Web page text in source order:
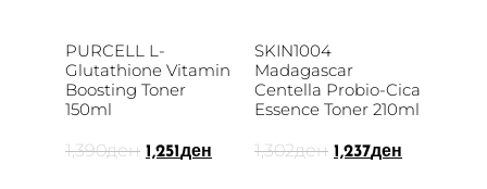
PURCELL L-
Glutathione Vitamin
Boosting Toner
150ml
1,390ден 1,251 ден
SKIN1004
Madagascar
Centella Probio-Cica
Essence Toner 210ml
1,302ден 1,237ден